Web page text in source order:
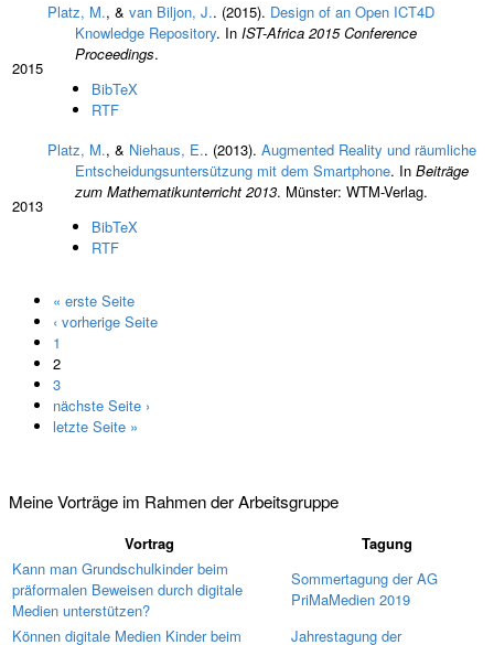
2015
Platz, M., & van Biljon, J.. (2015). Design of an Open ICT4D
Knowledge Repository. In IST-Africa 2015 Conference
Proceedings.
BibTeX
RTF
2013
Platz, M., & Niehaus, E.. (2013). Augmented Reality und räumliche
Entscheidungsuntersützung mit dem Smartphone. In Beiträge
zum Mathematikunterricht 2013. Münster: WTM-Verlag.
BibTeX
RTF
Seiten« erste Seite
‹ vorherige Seite
1
2
3
nächste Seite ›
letzte Seite »
Meine Vorträge im Rahmen der Arbeitsgruppe
Vortrag
Tagung
Kann man Grundschulkinder beim
präformalen Beweisen durch digitale
Medien unterstützen?
Sommertagung der AG
PriMaMedien 2019
Können digitale Medien Kinder beim
Jahrestagung der